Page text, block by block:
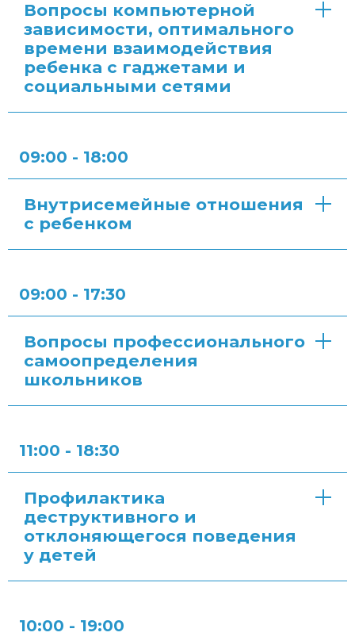
Вопросы компьютерной
зависимости, оптимального
времени взаимодействия
ребенка с гаджетами и
социальными сетями
09:00 - 18:00
Внутрисемейные отношения
с ребенком
09:00 - 17:30
Вопросы профессионального
самоопределения
школьников
11:00 - 18:30
Профилактика
деструктивного и
отклоняющегося поведения
у детей
10:00 - 19:00